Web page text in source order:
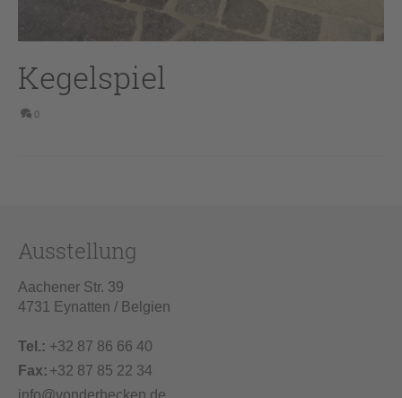
Kegelspiel
0
Ausstellung
Aachener Str. 39
4731 Eynatten / Belgien
Tel.: +32 87 86 66 40
Fax: +32 87 85 22 34